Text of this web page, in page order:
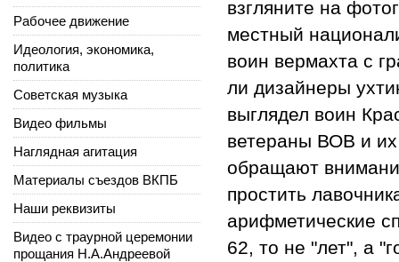
взгляните на
местный
воин вермахта с
ли дизайнеры
выглядел воин
ветераны ВОВ и их
обращают
простить
арифметические
62, то не "лет", а
Рабочее движение
Идеология, экономика,
политика
Советская музыка
Видео фильмы
Наглядная агитация
Материалы съездов ВКПБ
Наши реквизиты
Видео с траурной церемонии
прощания Н.А.Андреевой